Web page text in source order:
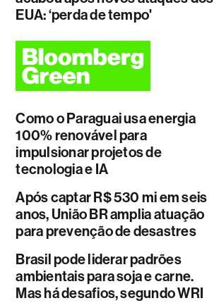
EUA: ‘perda de tempo'
Como o Paraguai usa energia
100% renovável para
impulsionar projetos de
tecnologia e IA
Após captar R$ 530 mi em seis
anos, União BR amplia atuação
para prevenção de desastres
Brasil pode liderar padrões
ambientais para soja e carne.
Mas há desafios, segundo WRI